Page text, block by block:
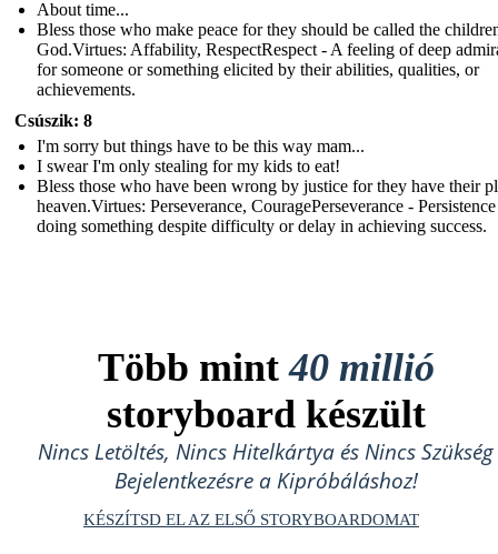
About time...
Bless those who make peace for they should be called the
God.Virtues: Affability, RespectRespect - A feeling of deep
for someone or something elicited by their abilities, qualities, or
achievements.
Csúszik: 8
I'm sorry but things have to be this way mam...
I swear I'm only stealing for my kids to eat!
Bless those who have been wrong by justice for they have their
heaven.Virtues: Perseverance, CouragePerseverance -
doing something despite difficulty or delay in achieving success.
Több mint40 millió
storyboard készült
Nincs Letöltés, Nincs Hitelkártya és Nincs Szükség
Bejelentkezésre a Kipróbáláshoz!
KÉSZÍTSD EL AZ ELSŐ STORYBOARDOMAT